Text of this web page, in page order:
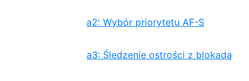
a2: Wybór priorytetu AF-S
a3: Śledzenie ostrości z blokadą